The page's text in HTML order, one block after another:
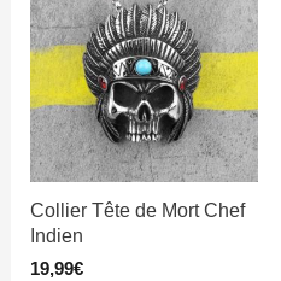
Collier Tête de Mort Chef
Indien
19,99€